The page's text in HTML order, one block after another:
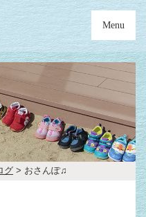
Menu
グ > おさんぽ♫